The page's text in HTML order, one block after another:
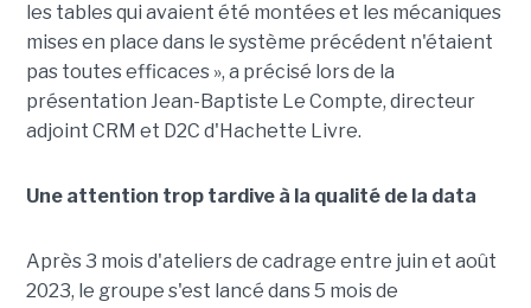
les tables qui avaient été montées et les mécaniques
mises en place dans le système précédent n'étaient
pas toutes efficaces », a précisé lors de la
présentation Jean-Baptiste Le Compte, directeur
adjoint CRM et D2C d'Hachette Livre.
Une attention trop tardive à la qualité de la data
Après 3 mois d'ateliers de cadrage entre juin et août
2023, le groupe s'est lancé dans 5 mois de